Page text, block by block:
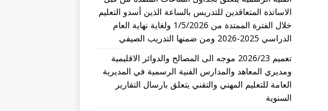
الاساتذة المتعاقدين للتدريس بالساعة الذين أسدو التعليم
خلال الفترة الممتدة من 1/5/2026 ولغاية نهاية العام
الدراسي 2025-2026 ومن ضمنها التدريب الصيفي
تعميم 2026/23 موجه الى المصالح والدوائر الاقليمية
ومديري المعاهد والمدارس الفنية الرسمية في المديرية
العامة للتعليم المهني والتقني يتعلق بارسال التقارير
السنوية